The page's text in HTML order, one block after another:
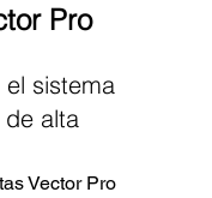
Pro
sistema
alta
Vector Pro